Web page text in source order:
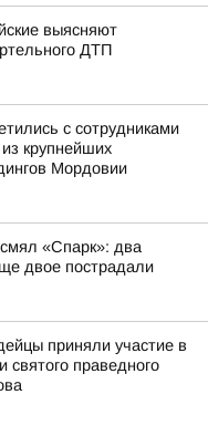
выясняют
ДТП
с сотрудниками
крупнейших
Мордовии
«Спарк»: два
двое пострадали
приняли участие в
святого праведного